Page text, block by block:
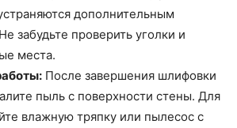
дополнительным
забудьте проверить уголки и
места.
После завершения шлифовки
пыль с поверхности стены. Для
влажную тряпку или пылесос с